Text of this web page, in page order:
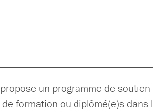
propose un programme de
formation ou diplômé(e)s dans